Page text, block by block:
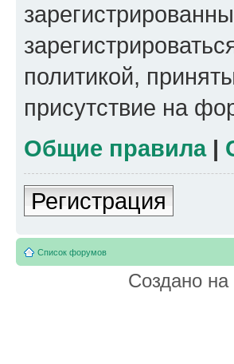
политикой,
присутствие на
Общие правила|
Регистрация
Список форумов
Создано на